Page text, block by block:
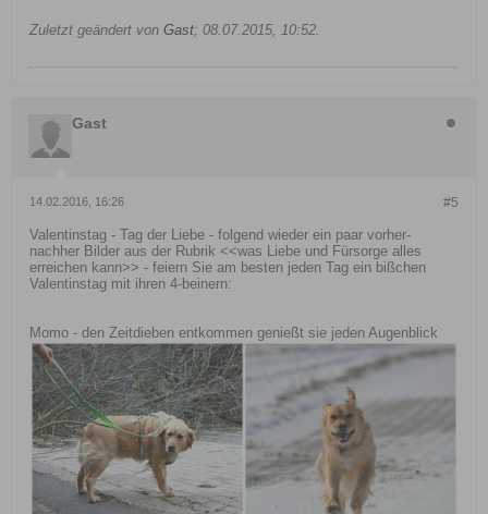
Zuletzt geändert von Gast; 08.07.2015, 10:52
Gast
#5
14.02.2016, 16:26
Valentinstag - Tag der Liebe - folgend wieder ein paar vorher-
nachher Bilder aus der Rubrik <<was Liebe und Fürsorge alles
erreichen kann>> - feiern Sie am besten jeden Tag ein bißchen
Valentinstag mit ihren 4-beinern:
Momo - den Zeitdieben entkommen genießt sie jeden Augenblick